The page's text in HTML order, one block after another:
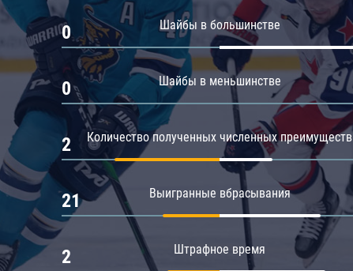
Амур
Барыс
Салават Юлаев
Шайбы в большинстве
0
Шайбы в меньшинстве
0
Количество полученных численных преимуществ
2
Выигранные вбрасывания
21
Штрафное время
2